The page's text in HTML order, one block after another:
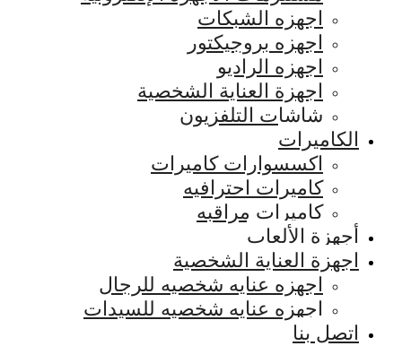
اجهزه الشبكات
اجهزه بروجيكتور
اجهزه الراديو
اجهزة العناية الشخصية
شاشات التلفزيون
الكاميرات
اكسسوارات كاميرات
كاميرات احترافيه
كاميرات مراقبه
أجهزة الألعاب
اجهزة العناية الشخصية
اجهزه عنايه شخصيه للرجال
اجهزه عنايه شخصيه للسيدات
اتصل بنا